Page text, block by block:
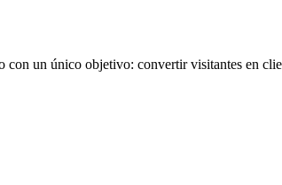
con un único objetivo: convertir visitantes en